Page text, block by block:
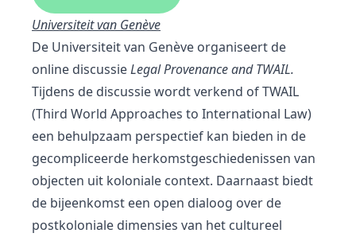
Universiteit van Genève
De Universiteit van Genève organiseert de
online discussieLegal Provenance and TWAIL.
Tijdens de discussie wordt verkend of TWAIL
(Third World Approaches to International Law)
een behulpzaam perspectief kan bieden in de
gecompliceerde herkomstgeschiedenissen van
objecten uit koloniale context. Daarnaast biedt
de bijeenkomst een open dialoog over de
postkoloniale dimensies van het cultureel